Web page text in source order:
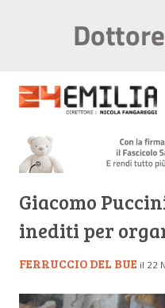
Giacomo
inediti per
FERRUCCIO DEL BUE il 22